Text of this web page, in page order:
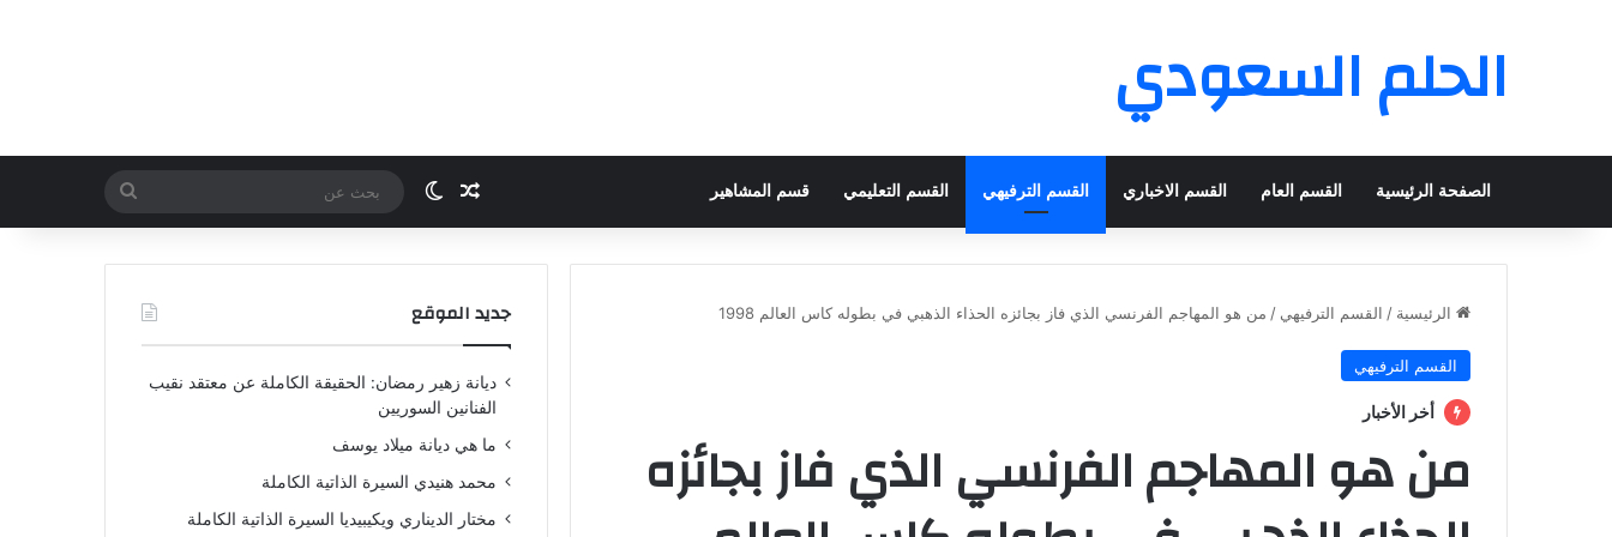
الحلم السعودي
الصفحة الرئيسية القسم العام القسم الاخباري القسم الترفيهي القسم التعليمي قسم المشاهير مقال عشوائي
الوضع المظلم
بحث
عن
الرئيسية / القسم الترفيهي / من هو المهاجم الفرنسي الذي فاز بجائزه الحذاء الذهبي في بطوله كاس العالم 1998
القسم الترفيهي
أخر الأخبار
من هو المهاجم الفرنسي الذي فاز بجائزه
جديد الموقع
ديانة زهير رمضان: الحقيقة الكاملة عن معتقد نقيب
الفنانين السوريين
ما هي ديانة ميلاد يوسف
محمد هنيدي السيرة الذاتية الكاملة
مختار الديناري ويكيبيديا السيرة الذاتية الكاملة